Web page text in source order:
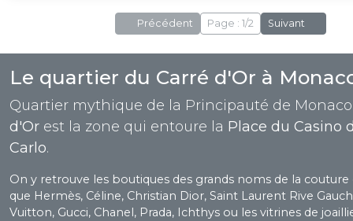
Précédent Page : 1/2 Suivant
Le quartier du Carré d'Or à
Quartier mythique de la Principauté de
d'Or est la zone qui entoure la Place du Casino
Carlo.
On y retrouve les boutiques des grands noms de la couture
que Hermès, Céline, Christian Dior, Saint Laurent Rive
Vuitton, Gucci, Chanel, Prada, Ichthys ou les vitrines de